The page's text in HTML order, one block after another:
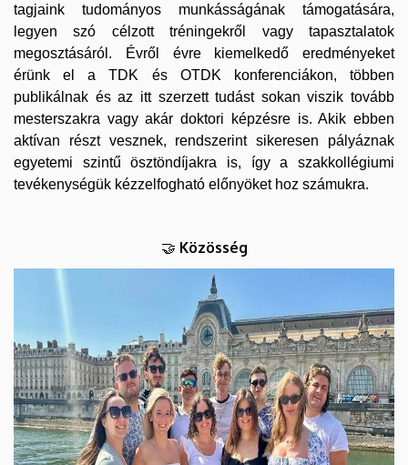
tagjaink tudományos munkásságának támogatására,
legyen szó célzott tréningekről vagy tapasztalatok
megosztásáról. Évről évre kiemelkedő eredményeket
érünk el a TDK és OTDK konferenciákon, többen
publikálnak és az itt szerzett tudást sokan viszik tovább
mesterszakra vagy akár doktori képzésre is. Akik ebben
aktívan részt vesznek, rendszerint sikeresen pályáznak
egyetemi szintű ösztöndíjakra is, így a szakkollégiumi
tevékenységük kézzelfogható előnyöket hoz számukra.
🤝 Közösség